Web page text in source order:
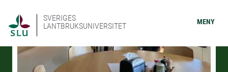
SVERIGES
LANTBRUKSUNIVERSITET
MENY